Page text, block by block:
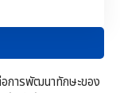
อการพัฒนาทักษะของ